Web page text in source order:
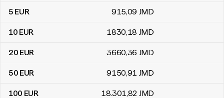
5 EUR 915,09 JMD
10 EUR 1830,18 JMD
20 EUR 3660,36 JMD
50 EUR 9150,91 JMD
100 EUR 18.301,82 JMD